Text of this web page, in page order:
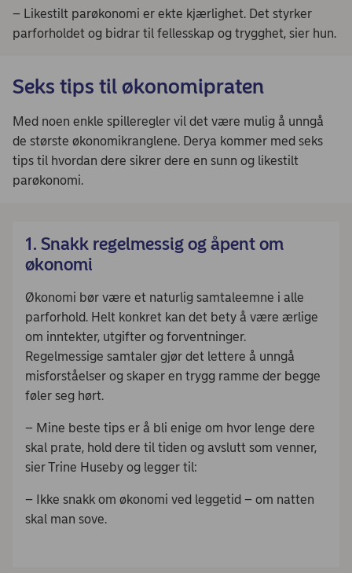
– Likestilt parøkonomi er ekte kjærlighet. Det styrker
parforholdet og bidrar til fellesskap og trygghet, sier hun.
Seks tips til økonomipraten
Med noen enkle spilleregler vil det være mulig å unngå
de største økonomikranglene. Derya kommer med seks
tips til hvordan dere sikrer dere en sunn og likestilt
parøkonomi.
1. Snakk regelmessig og åpent om
økonomi
Økonomi bør være et naturlig samtaleemne i alle
parforhold. Helt konkret kan det bety å være ærlige
om inntekter, utgifter og forventninger.
Regelmessige samtaler gjør det lettere å unngå
misforståelser og skaper en trygg ramme der begge
føler seg hørt.
– Mine beste tips er å bli enige om hvor lenge dere
skal prate, hold dere til tiden og avslutt som venner,
sier Trine Huseby og legger til:
– Ikke snakk om økonomi ved leggetid – om natten
skal man sove.